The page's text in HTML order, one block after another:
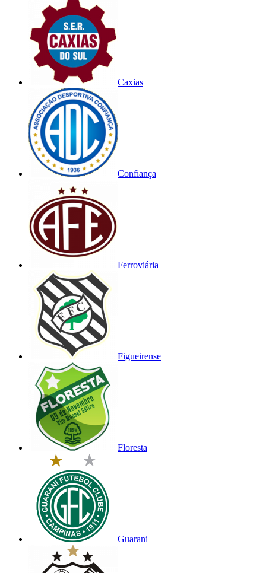
Caxias
Confiança
Ferroviária
Figueirense
Floresta
Guarani